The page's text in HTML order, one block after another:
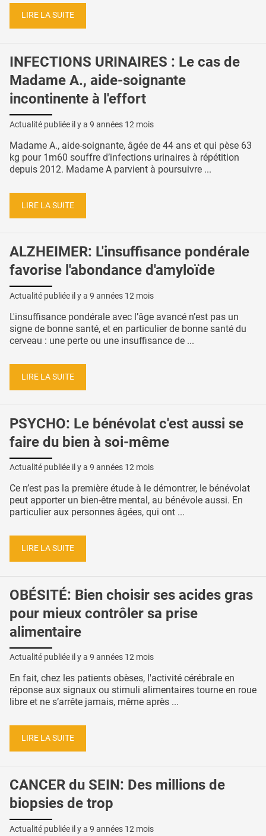
LIRE LA SUITE
INFECTIONS URINAIRES : Le cas de
Madame A., aide-soignante
incontinente à l'effort
Actualité publiée il y a 9 années 12 mois
Madame A., aide-soignante, âgée de 44 ans et qui pèse 63
kg pour 1m60 souffre d’infections urinaires à répétition
depuis 2012. Madame A parvient à poursuivre ...
LIRE LA SUITE
ALZHEIMER: L'insuffisance pondérale
favorise l'abondance d'amyloïde
Actualité publiée il y a 9 années 12 mois
L'insuffisance pondérale avec l’âge avancé n’est pas un
signe de bonne santé, et en particulier de bonne santé du
cerveau : une perte ou une insuffisance de ...
LIRE LA SUITE
PSYCHO: Le bénévolat c'est aussi se
faire du bien à soi-même
Actualité publiée il y a 9 années 12 mois
Ce n’est pas la première étude à le démontrer, le bénévolat
peut apporter un bien-être mental, au bénévole aussi. En
particulier aux personnes âgées, qui ont ...
LIRE LA SUITE
OBÉSITÉ: Bien choisir ses acides gras
pour mieux contrôler sa prise
alimentaire
Actualité publiée il y a 9 années 12 mois
En fait, chez les patients obèses, l'activité cérébrale en
réponse aux signaux ou stimuli alimentaires tourne en roue
libre et ne s’arrête jamais, même après ...
LIRE LA SUITE
CANCER du SEIN: Des millions de
biopsies de trop
Actualité publiée il y a 9 années 12 mois